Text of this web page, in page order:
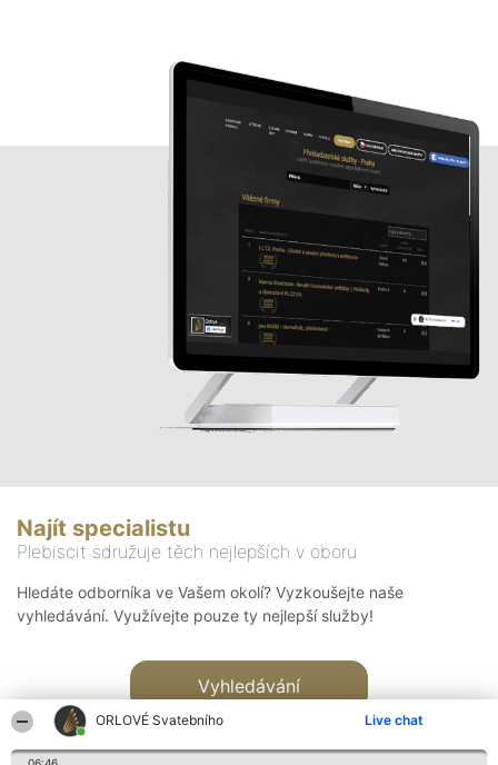
ORLOVÉ Svatebního Live chat
Najít specialistu
Plebiscit sdružuje těch nejlepších v oboru
Hledáte odborníka ve Vašem okolí? Vyzkoušejte naše
vyhledávání. Využívejte pouze ty nejlepší služby!
Vyhledávání